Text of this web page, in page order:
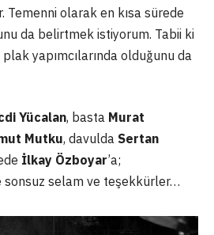
Temenni olarak en kısa sürede
da belirtmek istiyorum. Tabii ki
yapımcılarında olduğunu da
Yücalan, basta Murat
Mutku, davulda Sertan
İlkay Özboyar’a;
sonsuz selam ve teşekkürler…